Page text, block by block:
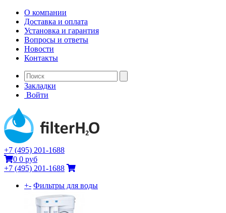
О компании
Доставка и оплата
Установка и гарантия
Вопросы и ответы
Новости
Контакты
Закладки
Войти
+7 (495) 201-1688
0 0 руб
+7 (495) 201-1688
+- Фильтры для воды